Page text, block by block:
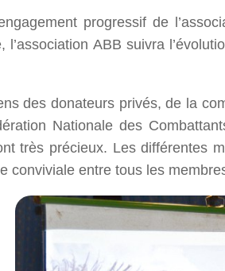
progressif de
l’association ABB suivra
des donateurs privés, de la
Nationale des
très précieux. Les différentes
conviviale entre tous les